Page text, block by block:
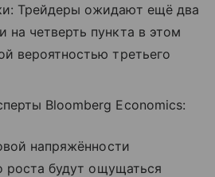
Трейдеры ожидают ещё два
на четверть пункта в этом
вероятностью третьего
Bloomberg Economics:
напряжённости
роста будут ощущаться